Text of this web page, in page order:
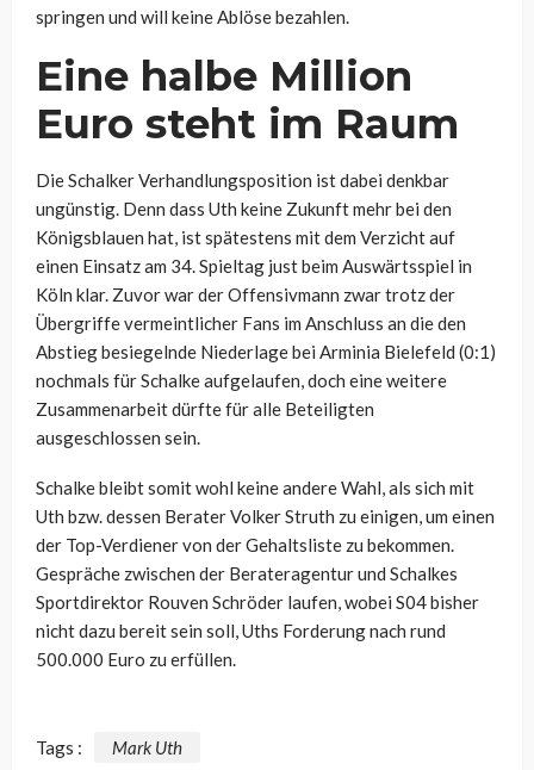
springen und will keine Ablöse bezahlen.
Eine halbe Million
Euro steht im Raum
Die Schalker Verhandlungsposition ist dabei denkbar
ungünstig. Denn dass Uth keine Zukunft mehr bei den
Königsblauen hat, ist spätestens mit dem Verzicht auf
einen Einsatz am 34. Spieltag just beim Auswärtsspiel in
Köln klar. Zuvor war der Offensivmann zwar trotz der
Übergriffe vermeintlicher Fans im Anschluss an die den
Abstieg besiegelnde Niederlage bei Arminia Bielefeld (0:1)
nochmals für Schalke aufgelaufen, doch eine weitere
Zusammenarbeit dürfte für alle Beteiligten
ausgeschlossen sein.
Schalke bleibt somit wohl keine andere Wahl, als sich mit
Uth bzw. dessen Berater Volker Struth zu einigen, um einen
der Top-Verdiener von der Gehaltsliste zu bekommen.
Gespräche zwischen der Berateragentur und Schalkes
Sportdirektor Rouven Schröder laufen, wobei S04 bisher
nicht dazu bereit sein soll, Uths Forderung nach rund
500.000 Euro zu erfüllen.
Tags : Mark Uth